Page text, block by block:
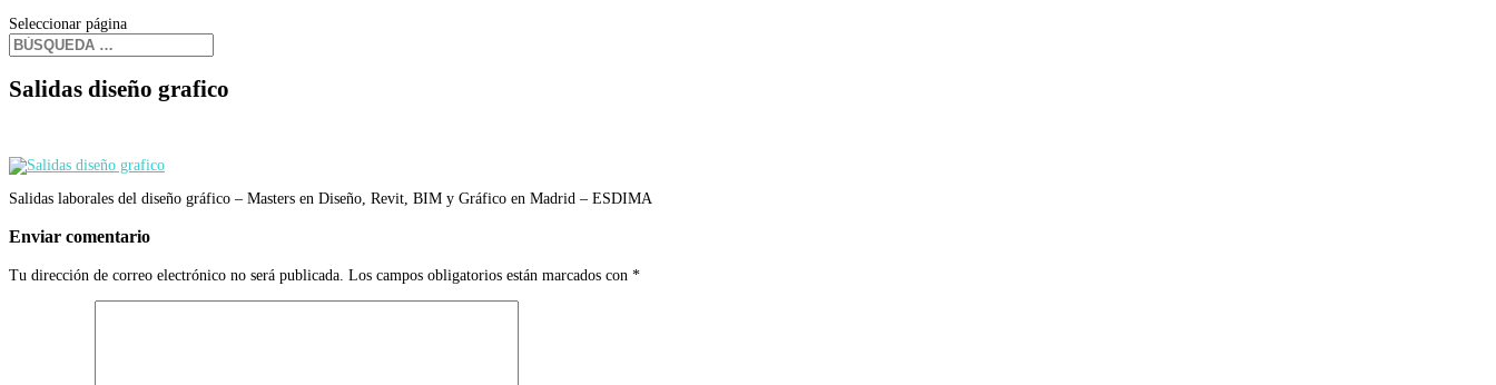
Seleccionar página
Salidas diseño grafico
Salidas laborales del diseño gráfico – Masters en Diseño, Revit, BIM y Gráfico en Madrid – ESDIMA
Enviar comentario
Tu dirección de correo electrónico no será publicada. Los campos obligatorios están marcados con *